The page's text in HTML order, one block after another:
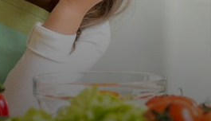
cas